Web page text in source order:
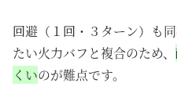
回避（１回・３ターン）も
たい火力バフと複合のため、
くいのが難点です。